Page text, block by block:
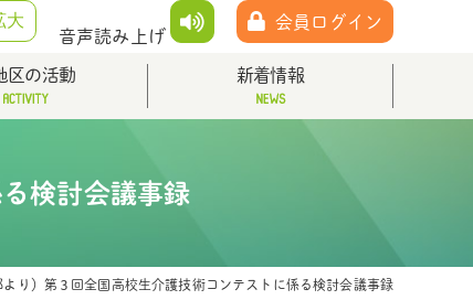
大
音声読み上げ
会員ログイン
区の活動 新着情報
検討会議事録
り）第３回全国高校生介護技術コンテストに係る検討会議事録